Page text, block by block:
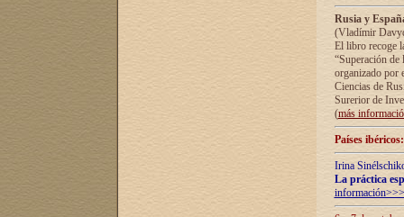
Rusia y
(Vladímir
El libro recoge
“Superación
organizado por
Ciencias de
Surerior de
(más
Países
Irina
La práctica
información>>>